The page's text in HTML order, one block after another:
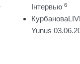
Інтервью 6
Yunus